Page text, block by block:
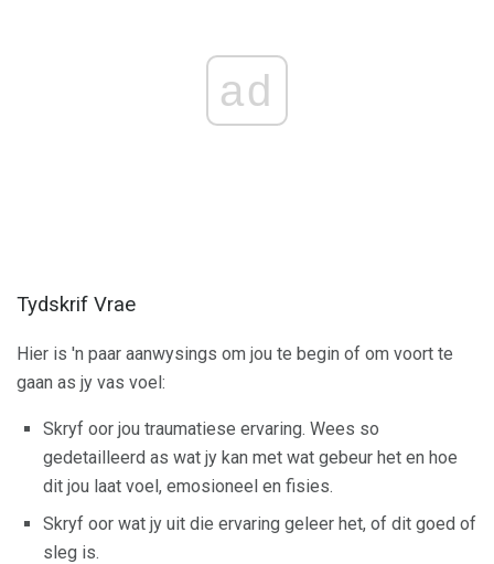
ad
Tydskrif Vrae
Hier is 'n paar aanwysings om jou te begin of om voort te
gaan as jy vas voel:
Skryf oor jou traumatiese ervaring. Wees so
gedetailleerd as wat jy kan met wat gebeur het en hoe
dit jou laat voel, emosioneel en fisies.
Skryf oor wat jy uit die ervaring geleer het, of dit goed of
sleg is.